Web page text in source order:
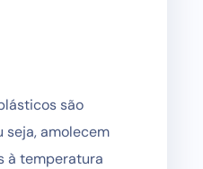
são
seja, amolecem
à temperatura